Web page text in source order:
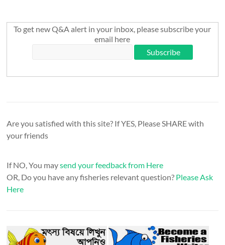
To get new Q&A alert in your inbox, please subscribe your
email here
Are you satisfied with this site? If YES, Please SHARE with
your friends
If NO, You maysend your feedback from Here
OR, Do you have any fisheries relevant question? Please Ask
Here